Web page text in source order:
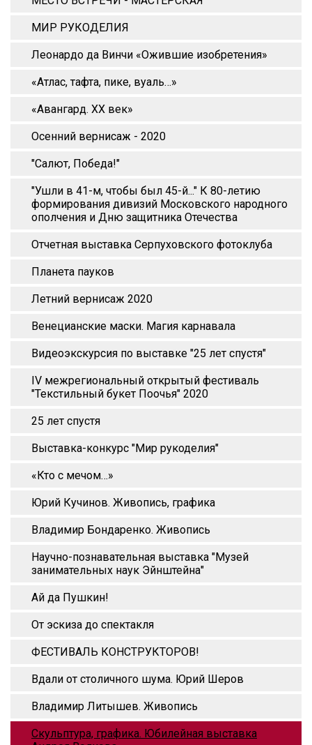
МИР РУКОДЕЛИЯ
Леонардо да Винчи «Ожившие изобретения»
«Атлас, тафта, пике, вуаль…»
«Авангард. XX век»
Осенний вернисаж - 2020
"Салют, Победа!"
"Ушли в 41-м, чтобы был 45-й..." К 80-летию
формирования дивизий Московского народного
ополчения и Дню защитника Отечества
Отчетная выставка Серпуховского фотоклуба
Планета пауков
Летний вернисаж 2020
Венецианские маски. Магия карнавала
Видеоэкскурсия по выставке "25 лет спустя"
IV межрегиональный открытый фестиваль
"Текстильный букет Поочья" 2020
25 лет спустя
Выставка-конкурс "Мир рукоделия"
«Кто с мечом…»
Юрий Кучинов. Живопись, графика
Владимир Бондаренко. Живопись
Научно-познавательная выставка "Музей
занимательных наук Эйнштейна"
Ай да Пушкин!
От эскиза до спектакля
ФЕСТИВАЛЬ КОНСТРУКТОРОВ!
Вдали от столичного шума. Юрий Шеров
Владимир Литышев. Живопись
Скульптура, графика. Юбилейная выставка